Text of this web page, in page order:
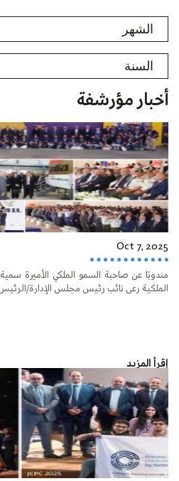
أخبار مؤرشفة
Oct 7, 2025
مندوبًا عن صاحبة السمو الملكي الأميرة
الملكية رعى نائب رئيس مجلس الإدارة/
إقرأ المزيد